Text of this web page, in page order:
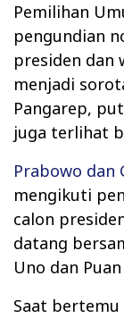
Pemilihan
pengundian
presiden dan
menjadi
Pangarep,
juga terlihat
Prabowo dan
mengikuti
calon
datang
Uno dan
Saat